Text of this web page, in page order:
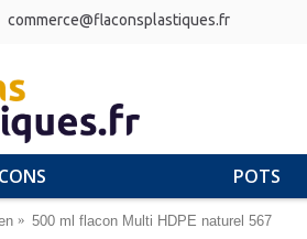
commerce@flaconsplastiques.fr
POTS
500 ml flacon Multi HDPE naturel 567